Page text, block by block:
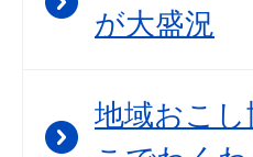
が大盛況
地域おこ